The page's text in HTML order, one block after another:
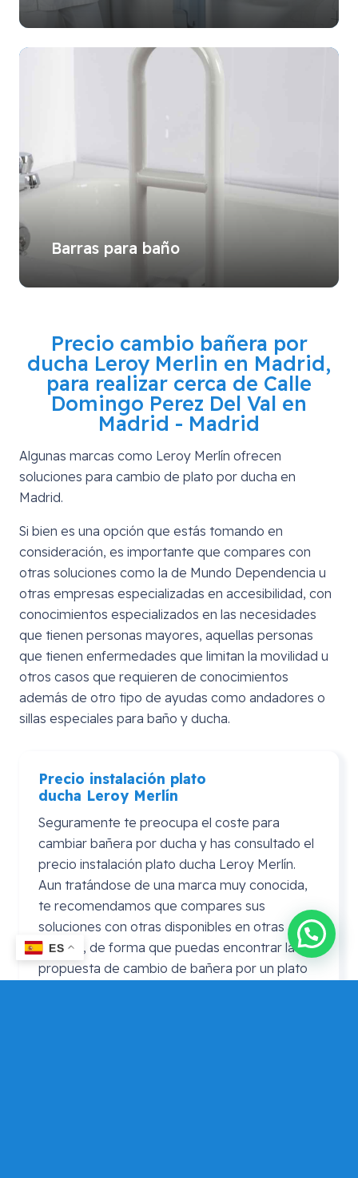
Barras para baño
Precio cambio bañera por
ducha Leroy Merlin en Madrid,
para realizar cerca de Calle
Domingo Perez Del Val en
Madrid - Madrid
Algunas marcas como Leroy Merlín ofrecen
soluciones para cambio de plato por ducha en
Madrid.
Si bien es una opción que estás tomando en
consideración, es importante que compares con
otras soluciones como la de Mundo Dependencia u
otras empresas especializadas en accesibilidad, con
conocimientos especializados en las necesidades
que tienen personas mayores, aquellas personas
que tienen enfermedades que limitan la movilidad u
otros casos que requieren de conocimientos
además de otro tipo de ayudas como andadores o
sillas especiales para baño y ducha.
Precio instalación plato
ducha Leroy Merlín
Seguramente te preocupa el coste para
cambiar bañera por ducha y has consultado el
precio instalación plato ducha Leroy Merlín.
Aun tratándose de una marca muy conocida,
te recomendamos que compares sus
soluciones con otras disponibles en otras
marcas, de forma que puedas encontrar la
propuesta de cambio de bañera por un plato
ES